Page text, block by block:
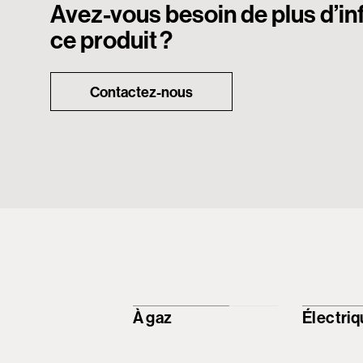
Avez-vous besoin de plus
ce produit ?
Contactez-nous
À gaz